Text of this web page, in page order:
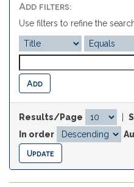
Add filters:
Use filters to refine the
Results/Page
In order